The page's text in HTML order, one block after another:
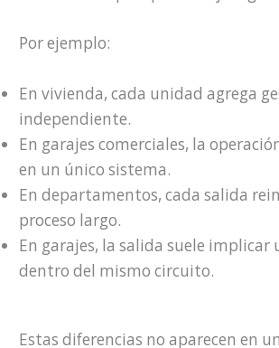
Por ejemplo:
En vivienda, cada unidad agrega
independiente.
En garajes comerciales, la
en un único sistema.
En departamentos, cada salida
proceso largo.
En garajes, la salida suele implicar
dentro del mismo circuito.
Estas diferencias no aparecen en